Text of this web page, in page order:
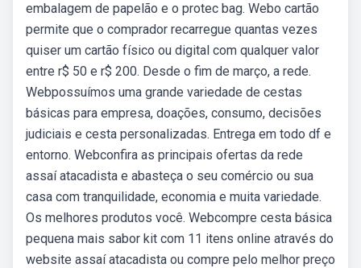
embalagem de papelão e o protec bag. Webo cartão
permite que o comprador recarregue quantas vezes
quiser um cartão físico ou digital com qualquer valor
entre r$ 50 e r$ 200. Desde o fim de março, a rede.
Webpossuímos uma grande variedade de cestas
básicas para empresa, doações, consumo, decisões
judiciais e cesta personalizadas. Entrega em todo df e
entorno. Webconfira as principais ofertas da rede
assaí atacadista e abasteça o seu comércio ou sua
casa com tranquilidade, economia e muita variedade.
Os melhores produtos você. Webcompre cesta básica
pequena mais sabor kit com 11 itens online através do
website assaí atacadista ou compre pelo melhor preço